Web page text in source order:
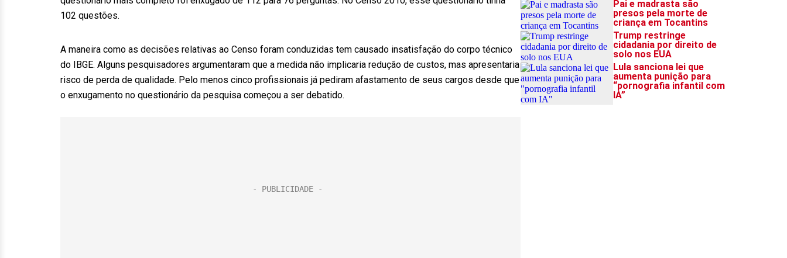
102 questões.
A maneira como as decisões relativas ao Censo foram conduzidas tem causado insatisfação do corpo técnico
do IBGE. Alguns pesquisadores argumentaram que a medida não implicaria redução de custos, mas apresentaria
risco de perda de qualidade. Pelo menos cinco profissionais já pediram afastamento de seus cargos desde que
o enxugamento no questionário da pesquisa começou a ser debatido.